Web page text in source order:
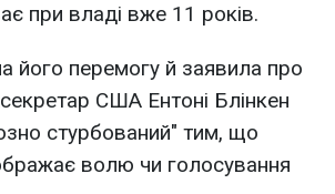
при владі вже 11 років.
його перемогу й заявила про
США Ентоні Блінкен
стурбований" тим, що
волю чи голосування